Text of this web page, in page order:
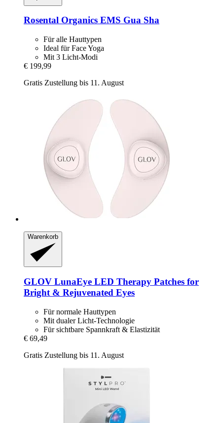
Rosental Organics EMS Gua Sha
Für alle Hauttypen
Ideal für Face Yoga
Mit 3 Licht-Modi
€ 199,99
Gratis Zustellung bis 11. August
Warenkorb
GLOV LunaEye LED Therapy Patches for
Bright & Rejuvenated Eyes
Für normale Hauttypen
Mit dualer Licht-Technologie
Für sichtbare Spannkraft & Elastizität
€ 69,49
Gratis Zustellung bis 11. August